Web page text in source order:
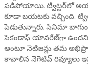
పడిపోయాయి. ట్విట్టర్‌లో
కూడా బయటకు వచ్చింది.
పెడుతున్నారు. సినిమా
సెకండాఫ్ యావరేజ్‌గా ఉందని
అంటూ నెటిజన్లు తమ
కావాలిన నెగెటివ్ రివ్యూలు